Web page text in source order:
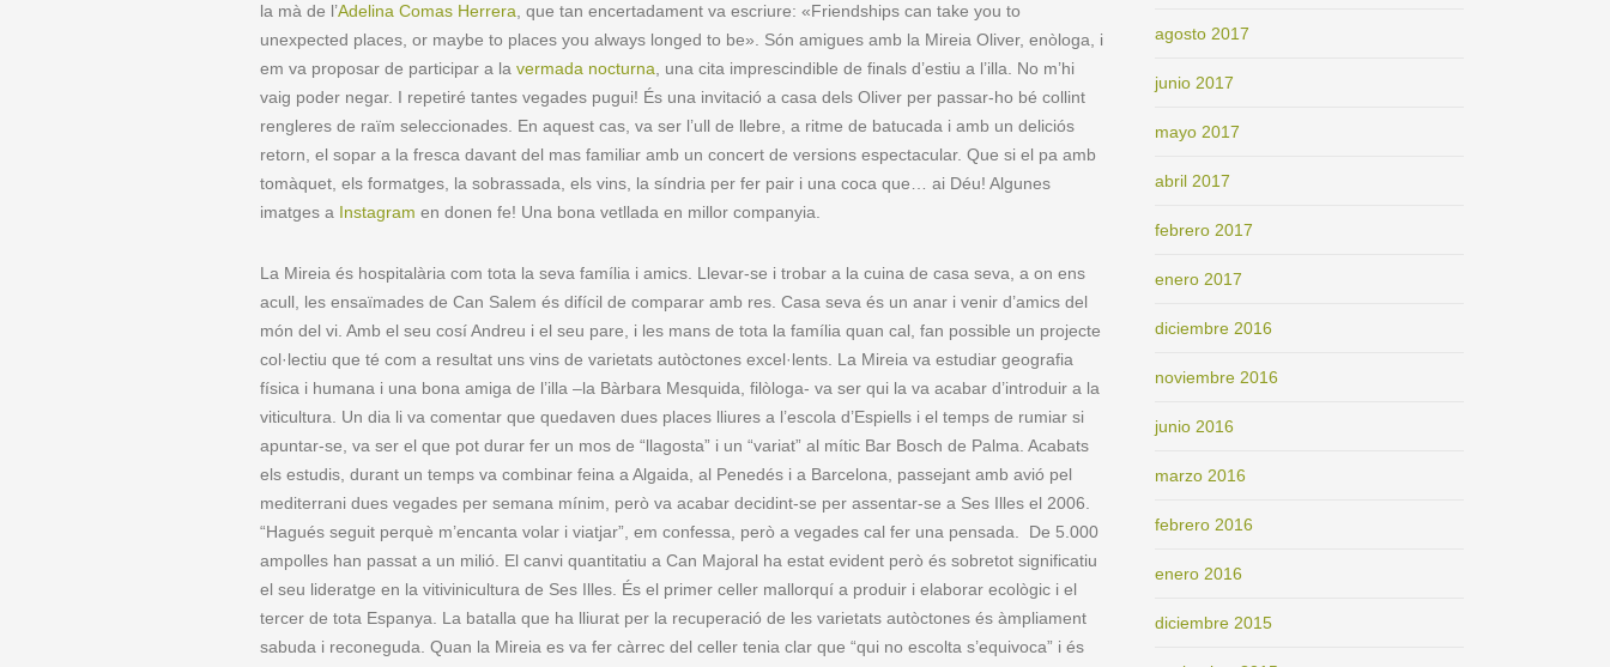
la mà de l’Adelina Comas Herrera , que tan encertadament va escriure: «Friendships can take you to
unexpected places, or maybe to places you always longed to be». Són amigues amb la Mireia Oliver, enòloga, i
em va proposar de participar a la vermada nocturna , una cita imprescindible de finals d’estiu a l’illa. No m’hi
vaig poder negar. I repetiré tantes vegades pugui! És una invitació a casa dels Oliver per passar-ho bé collint
rengleres de raïm seleccionades. En aquest cas, va ser l’ull de llebre, a ritme de batucada i amb un deliciós
retorn, el sopar a la fresca davant del mas familiar amb un concert de versions espectacular. Que si el pa amb
tomàquet, els formatges, la sobrassada, els vins, la síndria per fer pair i una coca que… ai Déu! Algunes
imatges a Instagram en donen fe! Una bona vetllada en millor companyia.
La Mireia és hospitalària com tota la seva família i amics. Llevar-se i trobar a la cuina de casa seva, a on ens
acull, les ensaïmades de Can Salem és difícil de comparar amb res. Casa seva és un anar i venir d’amics del
món del vi. Amb el seu cosí Andreu i el seu pare, i les mans de tota la família quan cal, fan possible un projecte
col·lectiu que té com a resultat uns vins de varietats autòctones excel·lents. La Mireia va estudiar geografia
física i humana i una bona amiga de l’illa –la Bàrbara Mesquida, filòloga- va ser qui la va acabar d’introduir a la
viticultura. Un dia li va comentar que quedaven dues places lliures a l’escola d’Espiells i el temps de rumiar si
apuntar-se, va ser el que pot durar fer un mos de “llagosta” i un “variat” al mític Bar Bosch de Palma. Acabats
els estudis, durant un temps va combinar feina a Algaida, al Penedés i a Barcelona, passejant amb avió pel
mediterrani dues vegades per semana mínim, però va acabar decidint-se per assentar-se a Ses Illes el 2006.
“Hagués seguit perquè m’encanta volar i viatjar”, em confessa, però a vegades cal fer una pensada. De 5.000
ampolles han passat a un milió. El canvi quantitatiu a Can Majoral ha estat evident però és sobretot significatiu
el seu lideratge en la vitivinicultura de Ses Illes. És el primer celler mallorquí a produir i elaborar ecològic i el
tercer de tota Espanya. La batalla que ha lliurat per la recuperació de les varietats autòctones és àmpliament
sabuda i reconeguda. Quan la Mireia es va fer càrrec del celler tenia clar que “qui no escolta s’equivoca” i és
agosto 2017
junio 2017
mayo 2017
abril 2017
febrero 2017
enero 2017
diciembre 2016
noviembre 2016
junio 2016
marzo 2016
febrero 2016
enero 2016
diciembre 2015